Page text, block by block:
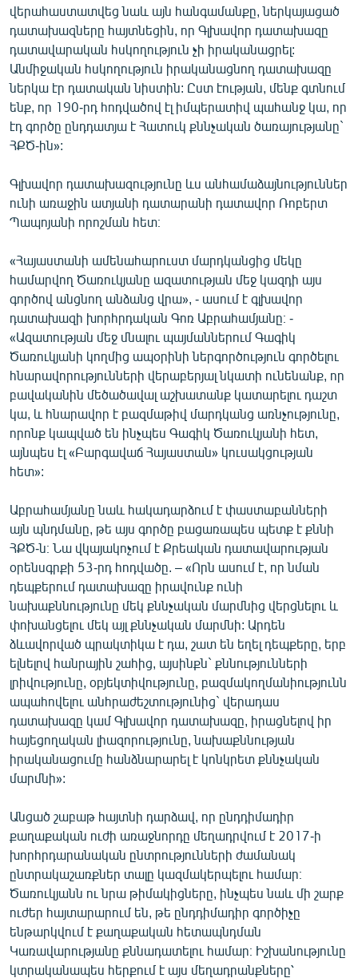
վերահաստատվեց նաև այն հանգամանքը, ներկայացած
դատախազները հայտնեցին, որ Գլխավոր դատախազը
դատավարական հսկողություն չի իրականացրել:
Անմիջական հսկողություն իրականացնող դատախազը
ներկա էր դատական նիստին: Ըստ էության, մենք գտնում
ենք, որ 190-րդ հոդվածով էլ իմպերատիվ պահանջ կա, որ
էդ գործը ընդդատյա է Հատուկ քննչական ծառայությանը`
ՀՔԾ-ին»:
Գլխավոր դատախազությունը ևս անհամաձայնություններ
ունի առաջին ատյանի դատարանի դատավոր Ռոբերտ
Պապոյանի որոշման հետ։
«Հայաստանի ամենահարուստ մարդկանցից մեկը
համարվող Ծառուկյանը ազատության մեջ կազդի այս
գործով անցնող անձանց վրա», - ասում է գլխավոր
դատախազի խորհրդական Գոռ Աբրահամյանը։ -
«Ազատության մեջ մնալու պայմաններում Գագիկ
Ծառուկյանի կողմից ապօրինի ներգործություն գործելու
հնարավորությունների վերաբերյալ նկատի ունենանք, որ
բավականին մեծածավալ աշխատանք կատարելու դաշտ
կա, և հնարավոր է բազմաթիվ մարդկանց առնչությունը,
որոնք կապված են ինչպես Գագիկ Ծառուկյանի հետ,
այնպես էլ «Բարգավաճ Հայաստան» կուսակցության
հետ»:
Աբրահամյանը նաև հակադարձում է փաստաբանների
այն պնդմանը, թե այս գործը բացառապես պետք է քննի
ՀՔԾ-ն։ Նա վկայակոչում է Քրեական դատավարության
օրենսգրքի 53-րդ հոդվածը. – «Որն ասում է, որ նման
դեպքերում դատախազը իրավունք ունի
նախաքննությունը մեկ քննչական մարմնից վերցնելու և
փոխանցելու մեկ այլ քննչական մարմնի: Արդեն
ձևավորված պրակտիկա է դա, շատ են եղել դեպքերը, երբ
ելնելով հանրային շահից, այսինքն` քննությունների
լրիվությունը, օբյեկտիվությունը, բազմակողմանիությունն
ապահովելու անհրաժեշտությունից` վերադաս
դատախազը կամ Գլխավոր դատախազը, իրացնելով իր
հայեցողական լիազորությունը, նախաքննության
իրականացումը հանձնարարել է կոնկրետ քննչական
մարմնի»:
Անցած շաբաթ հայտնի դարձավ, որ ընդդիմադիր
քաղաքական ուժի առաջնորդը մեղադրվում է 2017-ի
խորհրդարանական ընտրությունների ժամանակ
ընտրակաշառքներ տալը կազմակերպելու համար։
Ծառուկյանն ու նրա թիմակիցները, ինչպես նաև մի շարք
ուժեր հայտարարում են, թե ընդդիմադիր գործիչը
ենթարկվում է քաղաքական հետապնդման
Կառավարությանը քննադատելու համար։ Իշխանությունը
կտրականապես հերքում է այս մեղադրանքները՝